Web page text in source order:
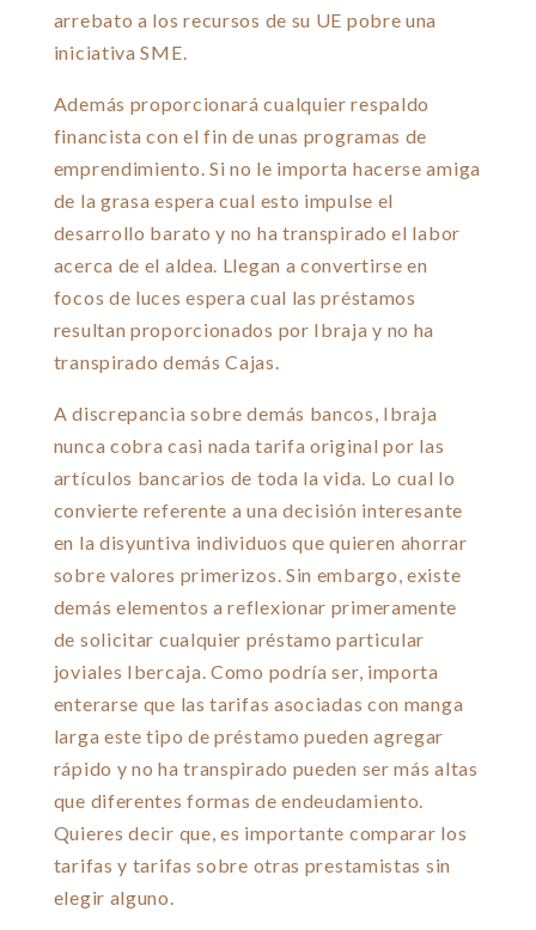
arrebato a los recursos de su UE pobre una
iniciativa SME.
Además proporcionará cualquier respaldo
financista con el fin de unas programas de
emprendimiento. Si no le importa hacerse amiga
de la grasa espera cual esto impulse el
desarrollo barato y no ha transpirado el labor
acerca de el aldea. Llegan a convertirse en
focos de luces espera cual las préstamos
resultan proporcionados por Ibraja y no ha
transpirado demás Cajas.
A discrepancia sobre demás bancos, Ibraja
nunca cobra casi nada tarifa original por las
artículos bancarios de toda la vida. Lo cual lo
convierte referente a una decisión interesante
en la disyuntiva individuos que quieren ahorrar
sobre valores primerizos. Sin embargo, existe
demás elementos a reflexionar primeramente
de solicitar cualquier préstamo particular
joviales Ibercaja. Como podrí­a ser, importa
enterarse que las tarifas asociadas con manga
larga este tipo de préstamo pueden agregar
rápido y no ha transpirado pueden ser más altas
que diferentes formas de endeudamiento.
Quieres decir que, es importante comparar los
tarifas y tarifas sobre otras prestamistas sin
elegir alguno.